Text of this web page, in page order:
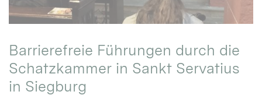
Barrierefreie Führungen durch die
Schatzkammer in Sankt Servatius
in Siegburg